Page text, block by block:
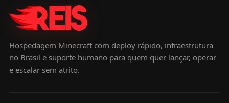
Hospedagem Minecraft com deploy rápido, infraestrutura
no Brasil e suporte humano para quem quer lançar, operar
e escalar sem atrito.